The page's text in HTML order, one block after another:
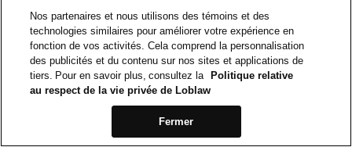
Nos partenaires et nous utilisons des témoins et des
technologies similaires pour améliorer votre expérience en
fonction de vos activités. Cela comprend la personnalisation
des publicités et du contenu sur nos sites et applications de
tiers. Pour en savoir plus, consultez la
Politique relative
au respect de la vie privée de Loblaw
Fermer